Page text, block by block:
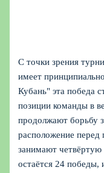
С точки зрения
имеет
Кубань" эта победа
позиции команды в
продолжают борьбу
расположение
занимают четвёртую
остаётся 24 победы,